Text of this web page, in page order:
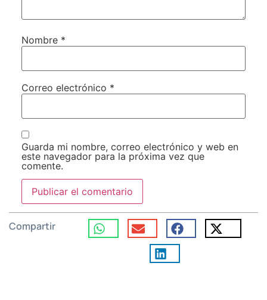
Nombre *
Correo electrónico *
Guarda mi nombre, correo electrónico y web en
este navegador para la próxima vez que
comente.
Compartir